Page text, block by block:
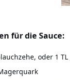
für die Sauce:
oder 1 TL